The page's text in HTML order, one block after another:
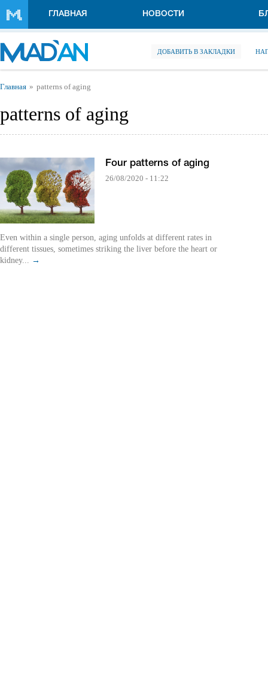
ГЛАВНАЯ НОВОСТИ
ДОБАВИТЬ В ЗАКЛАДКИ
Вы здесь
Главная patterns of aging
patterns of aging
Four patterns of aging
26/08/2020 - 11:22
Even within a single person, aging unfolds at different rates in
different tissues, sometimes striking the liver before the heart or
kidney... →